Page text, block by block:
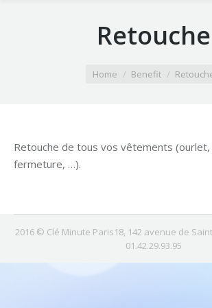
Retouche
Home Benefit
Retouche de tous vos vêtements
fermeture, …).
2016 © Clé Minute Paris18, 142 avenue de
01.42.29.93.95